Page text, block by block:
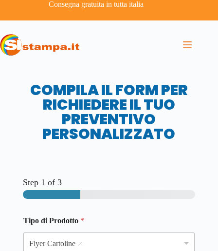
Consegna gratuita in tutta italia
COMPILA IL FORM PER
RICHIEDERE IL TUO
PREVENTIVO
PERSONALIZZATO
Step 1 of 3
Tipo di Prodotto *
Flyer Cartoline